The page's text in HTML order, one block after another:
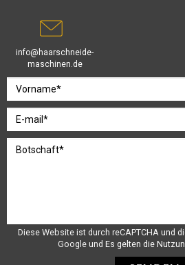
info@haarschneide-
maschinen.de
Diese Website ist durch reCAPTCHA und
Google und Es gelten die